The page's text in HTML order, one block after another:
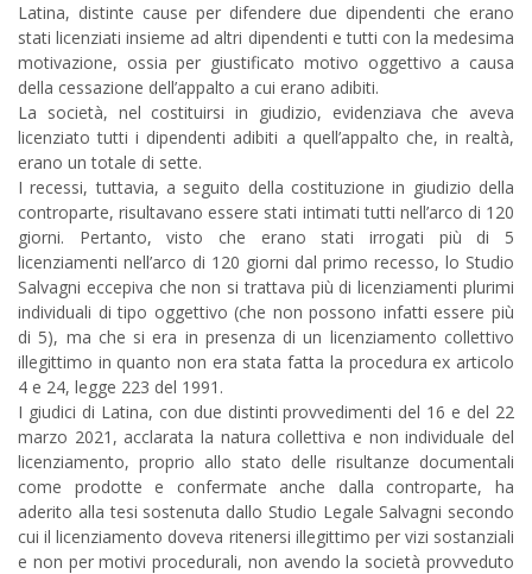
Latina, distinte cause per difendere due dipendenti che erano
stati licenziati insieme ad altri dipendenti e tutti con la medesima
motivazione, ossia per giustificato motivo oggettivo a causa
della cessazione dell’appalto a cui erano adibiti.
La società, nel costituirsi in giudizio, evidenziava che aveva
licenziato tutti i dipendenti adibiti a quell’appalto che, in realtà,
erano un totale di sette.
I recessi, tuttavia, a seguito della costituzione in giudizio della
controparte, risultavano essere stati intimati tutti nell’arco di 120
giorni. Pertanto, visto che erano stati irrogati più di 5
licenziamenti nell’arco di 120 giorni dal primo recesso, lo Studio
Salvagni eccepiva che non si trattava più di licenziamenti plurimi
individuali di tipo oggettivo (che non possono infatti essere più
di 5), ma che si era in presenza di un licenziamento collettivo
illegittimo in quanto non era stata fatta la procedura ex articolo
4 e 24, legge 223 del 1991.
I giudici di Latina, con due distinti provvedimenti del 16 e del 22
marzo 2021, acclarata la natura collettiva e non individuale del
licenziamento, proprio allo stato delle risultanze documentali
come prodotte e confermate anche dalla controparte, ha
aderito alla tesi sostenuta dallo Studio Legale Salvagni secondo
cui il licenziamento doveva ritenersi illegittimo per vizi sostanziali
e non per motivi procedurali, non avendo la società provveduto